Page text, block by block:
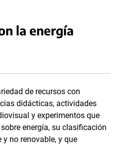
la energía
de recursos con
didácticas, actividades
y experimentos que
energía, su clasificación
y no renovable, y que